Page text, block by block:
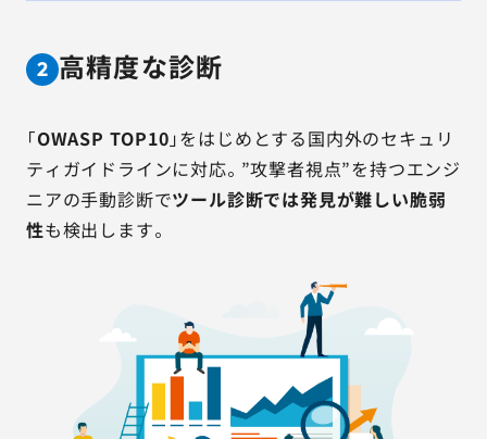
2 高精度な診断
「OWASP TOP10」をはじめとする国内外のセキュリ
ティガイドラインに対応。”攻撃者視点”を持つエンジ
ニアの手動診断でツール診断では発見が難しい脆弱
性も検出します。